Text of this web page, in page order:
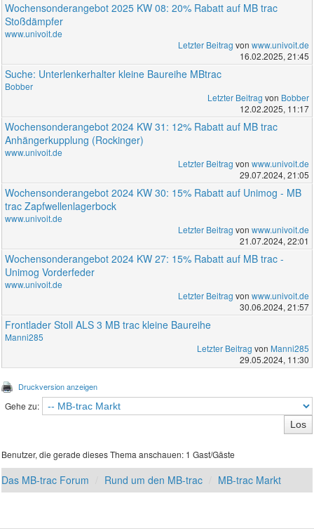
Wochensonderangebot 2025 KW 08: 20% Rabatt auf MB trac
Stoßdämpfer
www.univoit.de
Letzter Beitrag von www.univoit.de
16.02.2025, 21:45
Suche: Unterlenkerhalter kleine Baureihe MBtrac
Bobber
Letzter Beitrag von Bobber
12.02.2025, 11:17
Wochensonderangebot 2024 KW 31: 12% Rabatt auf MB trac
Anhängerkupplung (Rockinger)
www.univoit.de
Letzter Beitrag von www.univoit.de
29.07.2024, 21:05
Wochensonderangebot 2024 KW 30: 15% Rabatt auf Unimog - MB
trac Zapfwellenlagerbock
www.univoit.de
Letzter Beitrag von www.univoit.de
21.07.2024, 22:01
Wochensonderangebot 2024 KW 27: 15% Rabatt auf MB trac -
Unimog Vorderfeder
www.univoit.de
Letzter Beitrag von www.univoit.de
30.06.2024, 21:57
Frontlader Stoll ALS 3 MB trac kleine Baureihe
Manni285
Letzter Beitrag von Manni285
29.05.2024, 11:30
Druckversion anzeigen
Gehe zu:
Benutzer, die gerade dieses Thema anschauen: 1 Gast/Gäste
Das MB-trac Forum Rund um den MB-trac MB-trac Markt